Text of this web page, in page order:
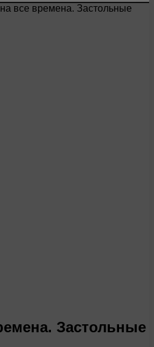
все времена. Застольные
Застольные